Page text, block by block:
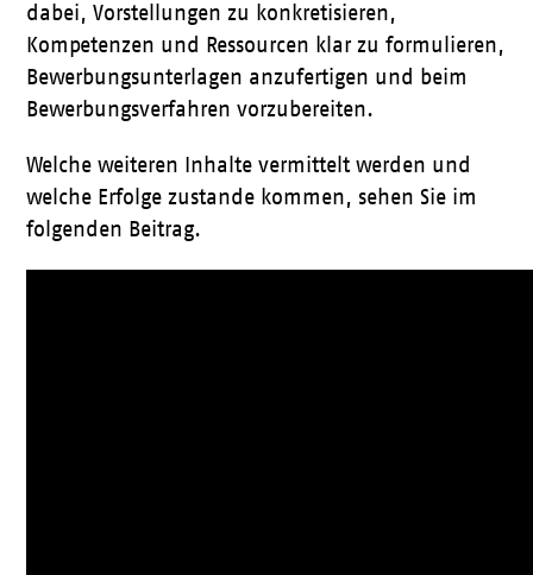
dabei, Vorstellungen zu konkretisieren,
Kompetenzen und Ressourcen klar zu formulieren,
Bewerbungsunterlagen anzufertigen und beim
Bewerbungsverfahren vorzubereiten.
Welche weiteren Inhalte vermittelt werden und
welche Erfolge zustande kommen, sehen Sie im
folgenden Beitrag.